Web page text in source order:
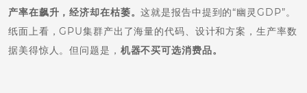
产率在飙升，经济却在枯萎。这就是报告中提到的“幽灵GDP”。
纸面上看，GPU集群产出了海量的代码、设计和方案，生产率数
据美得惊人。但问题是， 机器不买可选消费品。